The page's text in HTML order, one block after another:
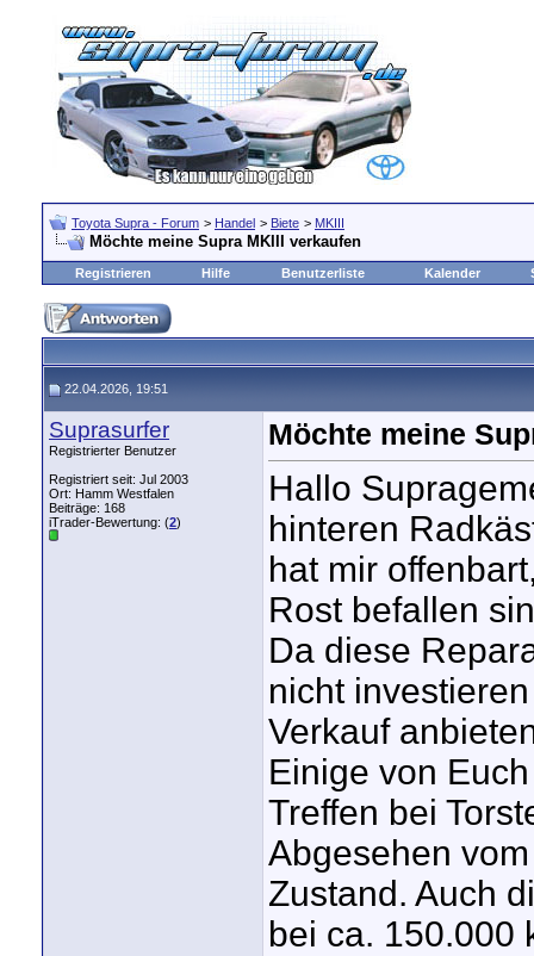
Toyota Supra - Forum > Handel > Biete > MKIII
Möchte meine Supra MKIII verkaufen
Registrieren Hilfe Benutzerliste Kalender
22.04.2026, 19:51
Suprasurfer
Registrierter Benutzer
Registriert seit: Jul 2003
Ort: Hamm Westfalen
Beiträge: 168
iTrader-Bewertung: (2)
Möchte meine
Hallo
hinteren
hat mir
Rost befallen
Da diese
nicht
Verkauf
Einige von
Treffen bei
Abgesehen
Zustand. Auch
bei ca. 150.000